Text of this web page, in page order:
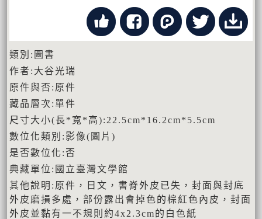
類別:圖書
作者:大谷光瑞
原件與否:原件
藏品層次:單件
尺寸大小(長*寬*高):22.5cm*16.2cm*5.5cm
數位化類別:影像(圖片)
是否數位化:否
典藏單位:國立臺灣文學館
其他說明:原件，日文，書脊外皮已失，封面與封底
外皮磨損多處，部份露出會掉色的棕紅色內皮，封面
外皮並黏有一不規則約4x2.3cm的白色紙